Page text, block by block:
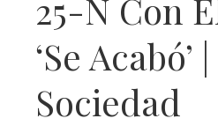
25-N Con
‘Se Acabó’ |
Sociedad